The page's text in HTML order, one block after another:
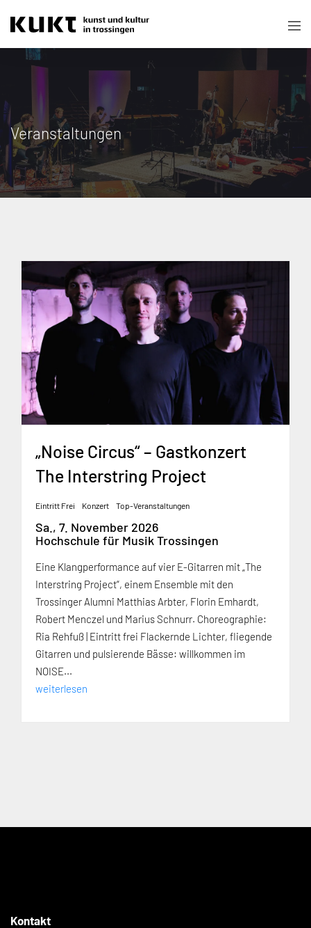
Veranstaltungen
„Noise Circus“ – Gastkonzert
The Interstring Project
Eintritt Frei Konzert Top-Veranstaltungen
Sa., 7. November 2026
Hochschule für Musik Trossingen
Eine Klangperformance auf vier E-Gitarren mit „The
Interstring Project“, einem Ensemble mit den
Trossinger Alumni Matthias Arbter, Florin Emhardt,
Robert Menczel und Marius Schnurr. Choreographie:
Ria Rehfuß | Eintritt frei Flackernde Lichter, fliegende
Gitarren und pulsierende Bässe: willkommen im
NOISE...
weiterlesen
Kontakt